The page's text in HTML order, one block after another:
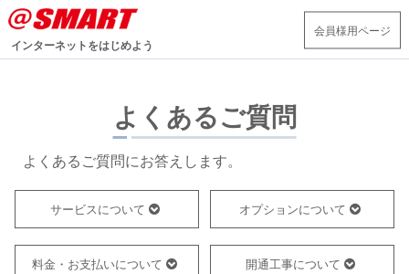
インターネットをはじめよう
会員様用ページ
よくあるご質問
よくあるご質問にお答えします。
サービスについて オプションについて
料金・お支払いについて 開通工事について